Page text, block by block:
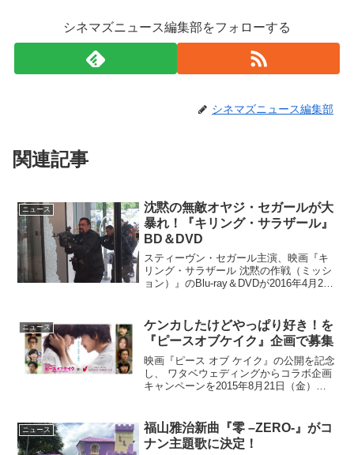
シネマズニュース編集部をフォローする
シネマズニュース編集部
関連記事
ニュース
沈黙の無敵オヤジ・セガールが大
暴れ！『キリング・サラザール』
BD＆DVD
スティーヴン・セガール主演、映画『キ
リング・サラザール 沈黙の作戦（ミッシ
ョン）』のBlu-ray＆DVDが2016年4月2日
倒す！麻薬取締局特別捜査官のジ...
ニュース
ケンカしたけどやっぱり好き！を
『ピースオブケイク』企画で募集
映画『ピース オブ ケイク』の公開を記念
し、 ワタベウェディングからコラボ企画
キャンペーンを2015年8月21日（金）か
気コミックス『ピース オブ ケイク』が原
作で、...
ニュース
福山雅治新曲『零 –ZERO-』がコ
ナン主題歌に決定！